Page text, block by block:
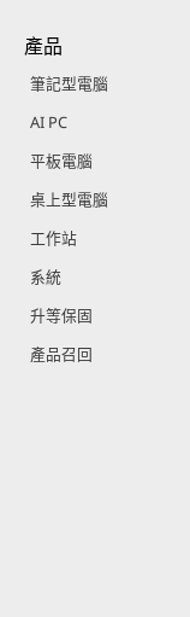
產品
筆記型電腦
AI PC
平板電腦
桌上型電腦
工作站
系統
升等保固
產品召回